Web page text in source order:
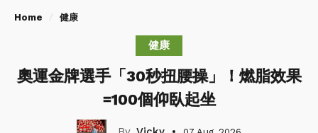
Home 健康
健康
奧運金牌選手「30秒扭腰操」！燃脂效果
=100個仰臥起坐